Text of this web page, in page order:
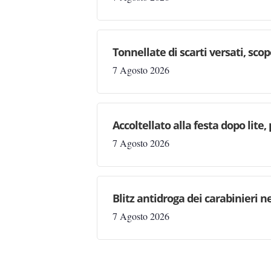
Tonnellate di scarti versati,
7 Agosto 2026
Accoltellato alla festa dopo lite,
7 Agosto 2026
Blitz antidroga dei carabinieri
7 Agosto 2026